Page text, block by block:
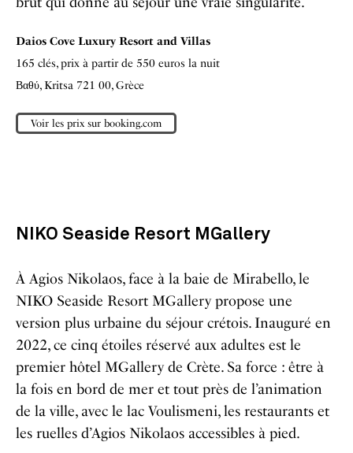
Daios Cove Luxury Resort and Villas
165 clés, prix à partir de 550 euros la nuit
Βαθύ, Kritsa 721 00, Grèce
Voir les prix sur booking.com
NIKO Seaside Resort MGallery
À Agios Nikolaos, face à la baie de Mirabello, le
NIKO Seaside Resort MGallery propose une
version plus urbaine du séjour crétois. Inauguré en
2022, ce cinq étoiles réservé aux adultes est le
premier hôtel MGallery de Crète. Sa force : être à
la fois en bord de mer et tout près de l’animation
de la ville, avec le lac Voulismeni, les restaurants et
les ruelles d’Agios Nikolaos accessibles à pied.